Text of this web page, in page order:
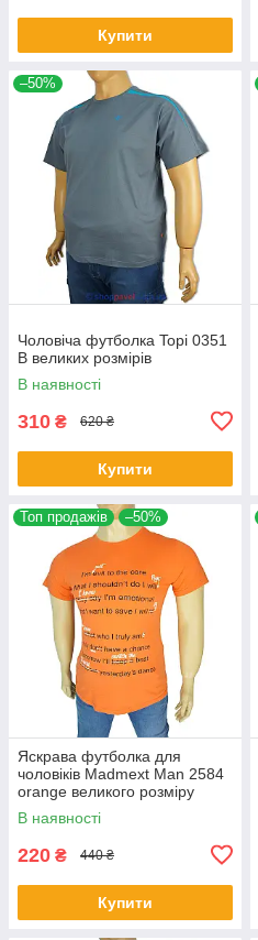
Купити
–50%
Чоловіча футболка Topi 0351
B великих розмірів
В наявності
310 ₴ 620 ₴
Купити
Топ продажів –50%
Яскрава футболка для
чоловіків Madmext Man 2584
orange великого розміру
В наявності
220 ₴ 440 ₴
Купити